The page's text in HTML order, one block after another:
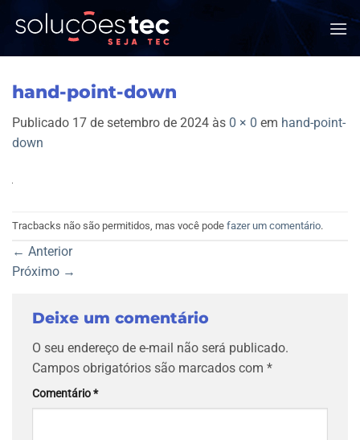
hand-point-down
Publicado 17 de setembro de 2024 às 0 × 0 em hand-point-
down
Tracbacks não são permitidos, mas você pode fazer um comentário.
← Anterior
Próximo →
Deixe um comentário
O seu endereço de e-mail não será publicado.
Campos obrigatórios são marcados com *
Comentário*